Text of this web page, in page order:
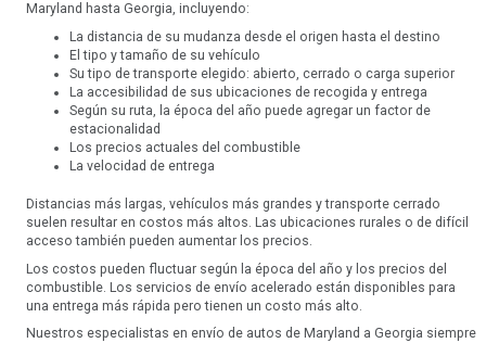
Maryland hasta Georgia, incluyendo:
La distancia de su mudanza desde el origen hasta el destino
El tipo y tamaño de su vehículo
Su tipo de transporte elegido: abierto, cerrado o carga superior
La accesibilidad de sus ubicaciones de recogida y entrega
Según su ruta, la época del año puede agregar un factor de
estacionalidad
Los precios actuales del combustible
La velocidad de entrega
Distancias más largas, vehículos más grandes y transporte cerrado
suelen resultar en costos más altos. Las ubicaciones rurales o de difícil
acceso también pueden aumentar los precios.
Los costos pueden fluctuar según la época del año y los precios del
combustible. Los servicios de envío acelerado están disponibles para
una entrega más rápida pero tienen un costo más alto.
Nuestros especialistas en envío de autos de Maryland a Georgia siempre